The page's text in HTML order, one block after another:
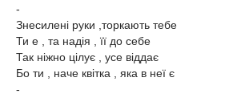
-
Знесилені руки ,торкають тебе
Ти е , та надія , її до себе
Так ніжно цілує , усе віддає
Бо ти , наче квітка , яка в неї є
-